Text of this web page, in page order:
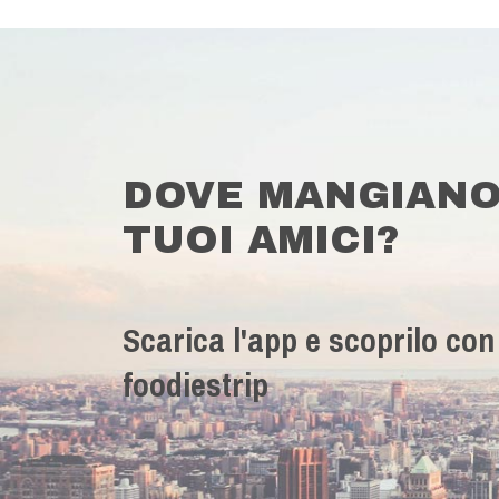
DOVE
TUOI AMICI?
Scarica l'app e scoprilo con
foodiestrip